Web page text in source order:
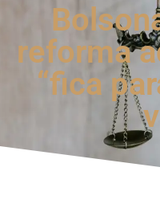
reforma
“fica